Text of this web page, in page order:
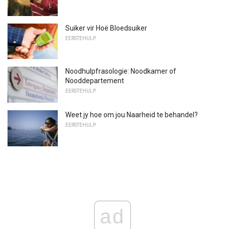
Suiker vir Hoë Bloedsuiker
EERSTEHULP
Noodhulpfrasologie: Noodkamer of
Nooddepartement
EERSTEHULP
Weet jy hoe om jou Naarheid te behandel?
EERSTEHULP
ad